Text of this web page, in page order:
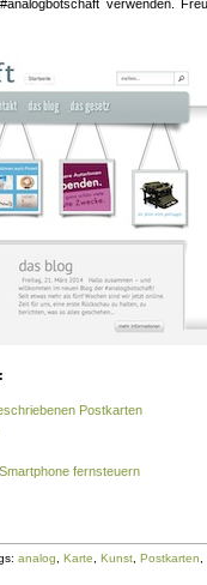
verwenden.
Postkarten
fernsteuern
analog Karte Kunst Postkarten